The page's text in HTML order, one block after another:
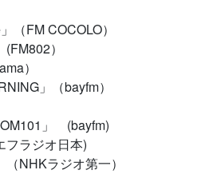
（FM COCOLO）
）
）
」（bayfm）
」 (bayfm)
フラジオ日本)
NHKラジオ第一）